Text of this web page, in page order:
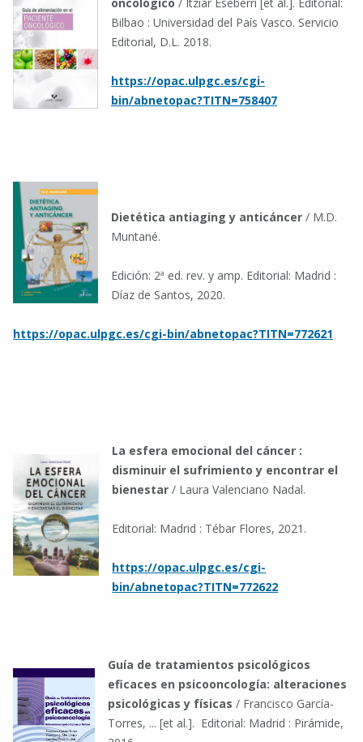
Bilbao : Universidad del País Vasco. Servicio
Editorial, D.L. 2018.
https://opac.ulpgc.es/cgi-
bin/abnetopac?TITN=758407
Dietética antiaging y anticáncer/ M.D.
Muntané.
Edición: 2ª ed. rev. y amp. Editorial: Madrid :
Díaz de Santos, 2020.
https://opac.ulpgc.es/cgi-bin/abnetopac?TITN=772621
La esfera emocional del cáncer :
disminuir el sufrimiento y encontrar el
bienestar/ Laura Valenciano Nadal.
Editorial: Madrid : Tébar Flores, 2021.
https://opac.ulpgc.es/cgi-
bin/abnetopac?TITN=772622
Guía de tratamientos psicológicos
eficaces en psicooncología: alteraciones
psicológicas y físicas / Francisco García-
Torres, ... [et al.]. Editorial: Madrid : Pirámide,